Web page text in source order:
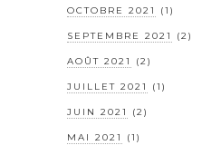
OCTOBRE 2021 (1)
SEPTEMBRE 2021 (2)
AOÛT 2021 (2)
JUILLET 2021 (1)
JUIN 2021 (2)
MAI 2021 (1)